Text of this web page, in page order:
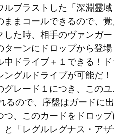
ルブラストした「深淵霊
まコールできるので、覚
した時、相手のヴァンガ
ターンにドロップから登
中ドライブ＋１できる！
グルドライブが可能だ！
グレード１につき、この
るので、序盤はガードに
つ、このカードをドロッ
と「レグルレグナス・ア